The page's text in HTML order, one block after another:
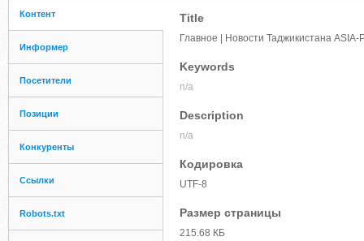
Контент
Информер
Посетители
Позиции
Конкуренты
Ссылки
Robots.txt
Title
Главное | Новости Таджикистана ASIA-
Keywords
n/a
Description
n/a
Кодировка
UTF-8
Размер страницы
215.68 КБ